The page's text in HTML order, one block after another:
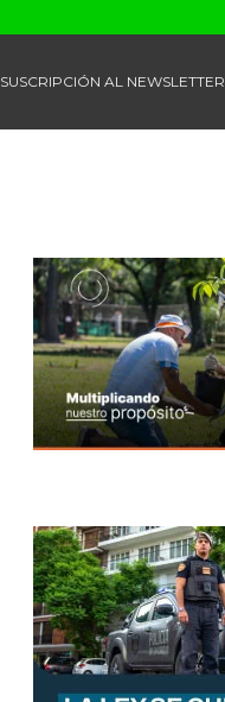
SUSCRIPCIÓN AL NEWSLETTER